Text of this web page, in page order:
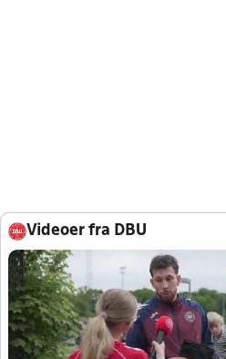
Videoer fra DBU